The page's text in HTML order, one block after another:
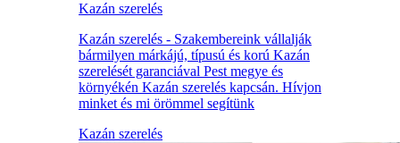
Kazán szerelés
Kazán szerelés - Szakembereink vállalják
bármilyen márkájú, típusú és korú Kazán
szerelését garanciával Pest megye és
környékén Kazán szerelés kapcsán. Hívjon
minket és mi örömmel segítünk
Kazán szerelés